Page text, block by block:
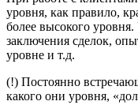
уровня, как правило,
более высокого
заключения сделок,
уровне и т.д.
(!) Постоянно
какого они уровня,